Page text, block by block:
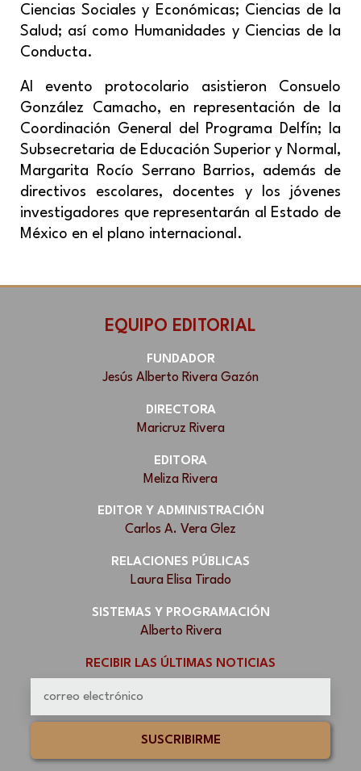
Ciencias Sociales y Económicas; Ciencias de la
Salud; así como Humanidades y Ciencias de la
Conducta.
Al evento protocolario asistieron Consuelo
González Camacho, en representación de la
Coordinación General del Programa Delfín; la
Subsecretaria de Educación Superior y Normal,
Margarita Rocío Serrano Barrios, además de
directivos escolares, docentes y los jóvenes
investigadores que representarán al Estado de
México en el plano internacional.
EQUIPO EDITORIAL
FUNDADOR
Jesús Alberto Rivera Gazón
DIRECTORA
Maricruz Rivera
EDITORA
Meliza Rivera
EDITOR Y ADMINISTRACIÓN
Carlos A. Vera Glez
RELACIONES PÚBLICAS
Laura Elisa Tirado
SISTEMAS Y PROGRAMACIÓN
Alberto Rivera
RECIBIR LAS ÚLTIMAS NOTICIAS
SUSCRIBIRME